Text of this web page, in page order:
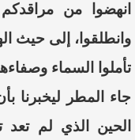
انهضوا من
وانطلقوا، إلى حيث
تأملوا السماء
جاء المطر
الحين الذي لم